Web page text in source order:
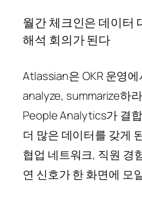
월간 체크인은 데이터
해석 회의가 된다
Atlassian은 OKR 운영
analyze, summarize하
People Analytics가 결
더 많은 데이터를 갖게
협업 네트워크, 직원 경
연 신호가 한 화면에 모